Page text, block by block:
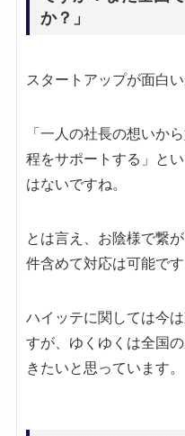
か？」
スタートアップが面白い
「一人の社長の想いか
程をサポートする」と
はないですね。
とは言え、お陰様で繋
件含めて対応は可能です
ハイッテに関しては今
すが、ゆくゆくは全国
きたいと思っています。